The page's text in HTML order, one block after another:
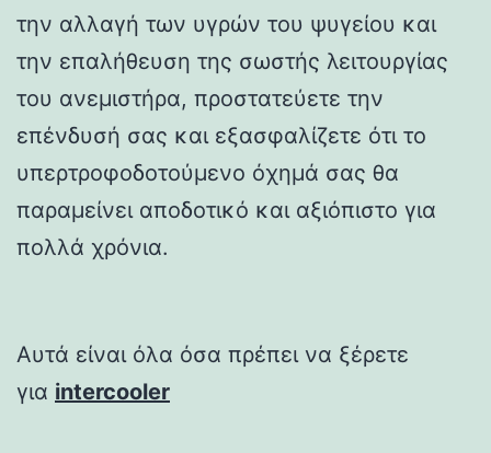
την αλλαγή των υγρών του ψυγείου και
την επαλήθευση της σωστής λειτουργίας
του ανεμιστήρα, προστατεύετε την
επένδυσή σας και εξασφαλίζετε ότι το
υπερτροφοδοτούμενο όχημά σας θα
παραμείνει αποδοτικό και αξιόπιστο για
πολλά χρόνια.
Αυτά είναι όλα όσα πρέπει να ξέρετε
για intercooler